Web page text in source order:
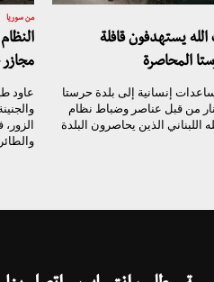
يستهدفون قافلة
المحاصرة
إنسانية إلى بلدة حرستا
من قبل عناصر وضباط نظام
اللبناني الذين يحاصرون البلدة
من سوريا
عاود